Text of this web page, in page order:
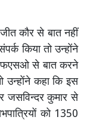
कौर से बात नहीं
किया तो उन्होंने
से बात करने
कहा कि इस
जसविन्दर कुमार से
को 1350